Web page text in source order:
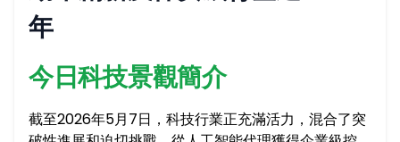
年
今日科技景觀簡介
截至2026年5月7日，科技行業正充滿活力，混合了突